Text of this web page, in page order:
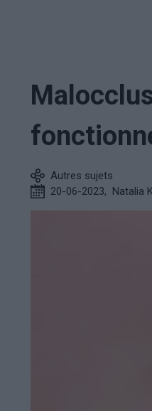
Autres sujets
20-06-2023, Natalia